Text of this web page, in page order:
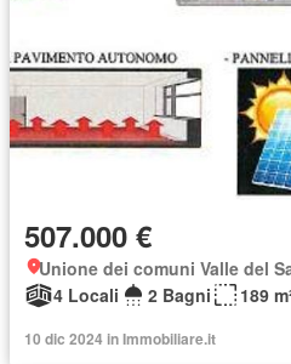
507.000 €
Unione dei comuni Valle del
4 Locali
2 Bagni 189
10 dic 2024 in Immobiliare.it